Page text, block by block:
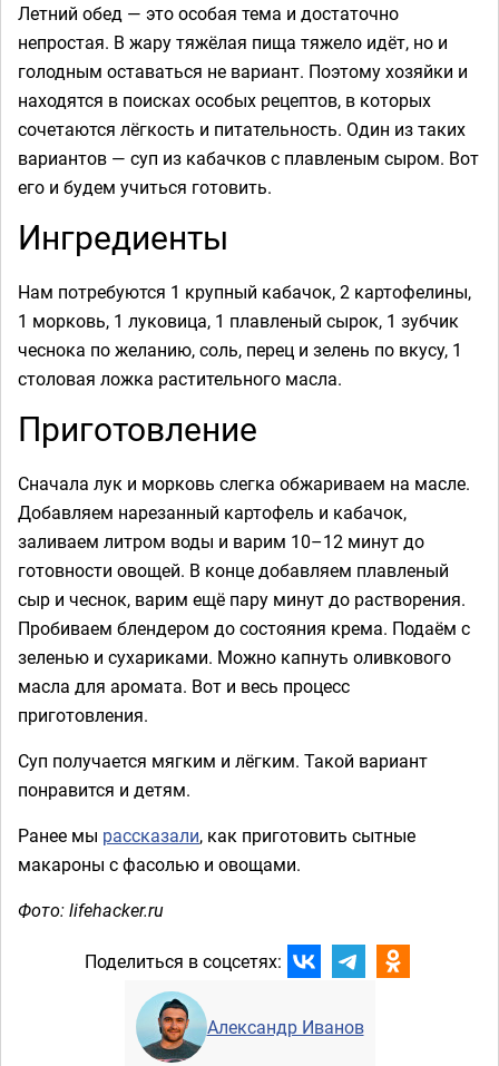
Летний обед — это особая тема и достаточно
непростая. В жару тяжёлая пища тяжело идёт, но и
голодным оставаться не вариант. Поэтому хозяйки и
находятся в поисках особых рецептов, в которых
сочетаются лёгкость и питательность. Один из таких
вариантов — суп из кабачков с плавленым сыром. Вот
его и будем учиться готовить.
Ингредиенты
Нам потребуются 1 крупный кабачок, 2 картофелины,
1 морковь, 1 луковица, 1 плавленый сырок, 1 зубчик
чеснока по желанию, соль, перец и зелень по вкусу, 1
столовая ложка растительного масла.
Приготовление
Сначала лук и морковь слегка обжариваем на масле.
Добавляем нарезанный картофель и кабачок,
заливаем литром воды и варим 10–12 минут до
готовности овощей. В конце добавляем плавленый
сыр и чеснок, варим ещё пару минут до растворения.
Пробиваем блендером до состояния крема. Подаём с
зеленью и сухариками. Можно капнуть оливкового
масла для аромата. Вот и весь процесс
приготовления.
Суп получается мягким и лёгким. Такой вариант
понравится и детям.
Ранее мы рассказали, как приготовить сытные
макароны с фасолью и овощами.
Фото: lifehacker.ru
Поделиться в соцсетях:
Александр Иванов